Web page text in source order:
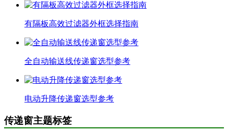
有隔板高效过滤器外框选择指南
全自动输送线传递窗选型参考
电动升降传递窗选型参考
传递窗主题标签